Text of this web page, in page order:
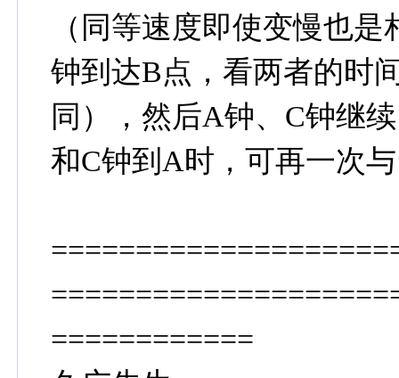
（同等速度即使变慢也
钟到达B点，看两者的时
同），然后A钟、C钟继
和C钟到A时，可再一次
============